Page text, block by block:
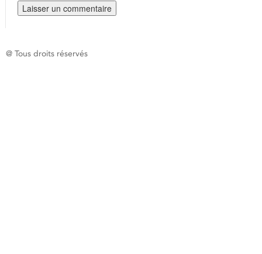
@ Tous droits réservés